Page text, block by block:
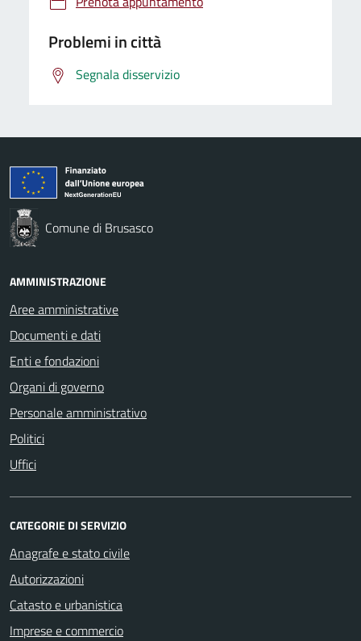
Problemi in città
Segnala disservizio
Comune di Brusasco
AMMINISTRAZIONE
Aree amministrative
Documenti e dati
Enti e fondazioni
Organi di governo
Personale amministrativo
Politici
Uffici
CATEGORIE DI SERVIZIO
Anagrafe e stato civile
Autorizzazioni
Catasto e urbanistica
Imprese e commercio